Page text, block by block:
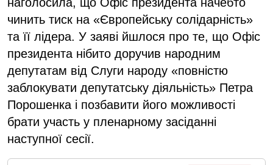
чинить тиск на «Європейську солідарність»
та її лідера. У заяві йшлося про те, що Офіс
президента нібито доручив народним
депутатам від Слуги народу «повністю
заблокувати депутатську діяльність» Петра
Порошенка і позбавити його можливості
брати участь у пленарному засіданні
наступної сесії.